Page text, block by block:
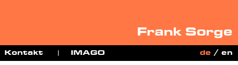
Frank Sorge
Kontakt IMAGO de / en